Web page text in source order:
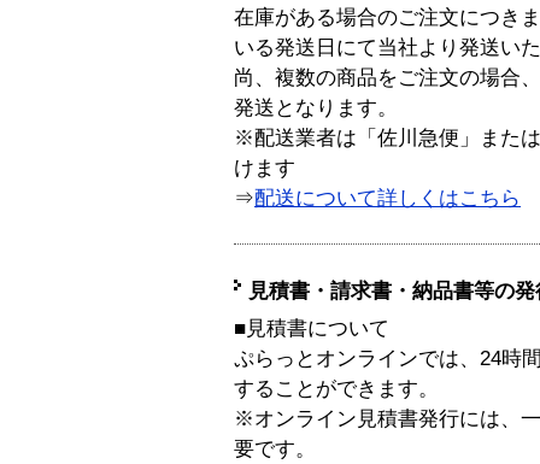
在庫がある場合のご注文につき
いる発送日にて当社より発送い
尚、複数の商品をご注文の場合
発送となります。
※配送業者は「佐川急便」また
けます
⇒配送について詳しくはこちら
見積書・請求書・納品書等の
■見積書について
ぷらっとオンラインでは、24時
することができます。
※オンライン見積書発行には、
要です。